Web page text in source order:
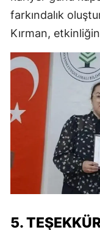
farkındalık
Kırman,
5.